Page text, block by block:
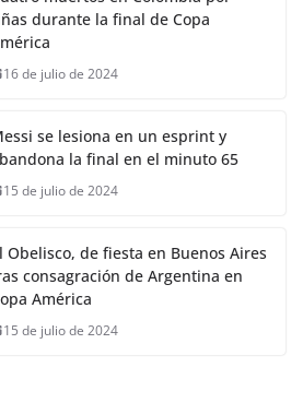
durante la final de Copa
16 de julio de 2024
se lesiona en un esprint y
la final en el minuto 65
15 de julio de 2024
Obelisco, de fiesta en Buenos Aires
consagración de Argentina en
América
15 de julio de 2024